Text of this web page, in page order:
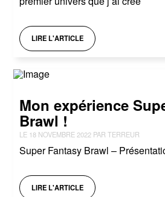
LIRE L'ARTICLE
Mon expérience
Brawl !
LE 18 NOVEMBRE 2022 PAR TERREUR
Super Fantasy Brawl –
LIRE L'ARTICLE